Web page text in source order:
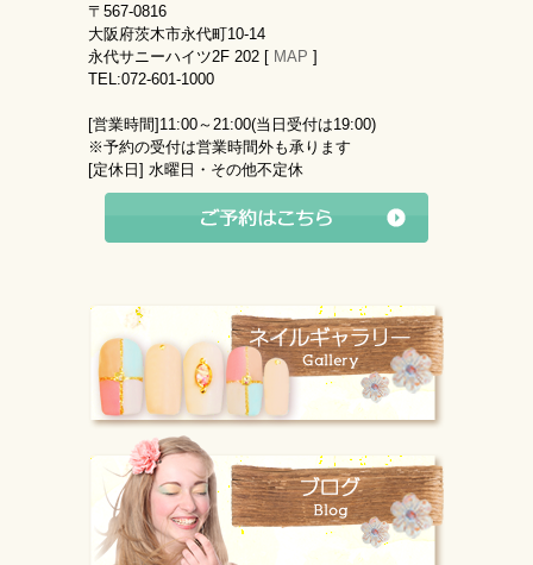
〒567-0816
大阪府茨木市永代町10-14
永代サニーハイツ2F 202 [ MAP ]
TEL:072-601-1000
[営業時間] 11:00～21:00(当日受付は19:00)
※予約の受付は営業時間外も承ります
[定休日] 水曜日・その他不定休